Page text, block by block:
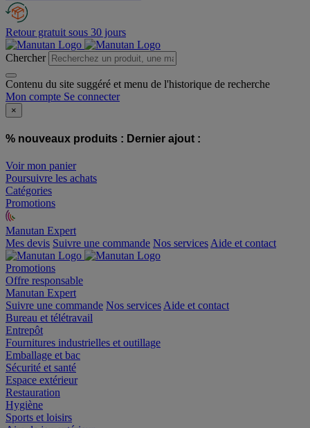
Retour gratuit sous 30 jours
Chercher
Contenu du site suggéré et menu de l'historique de recherche
Mon compte Se connecter
×
% nouveaux produits : Dernier ajout :
Voir mon panier
Poursuivre les achats
Catégories
Promotions
Manutan Expert
offre reconditionnée
Mes devis Suivre une commande Nos services
Promotions
Offre responsable
Manutan Expert
Suivre une commande
Bureau et télétravail
Entrepôt
Fournitures industrielles et outillage
Emballage et bac
Sécurité et santé
Espace extérieur
Restauration
Hygiène